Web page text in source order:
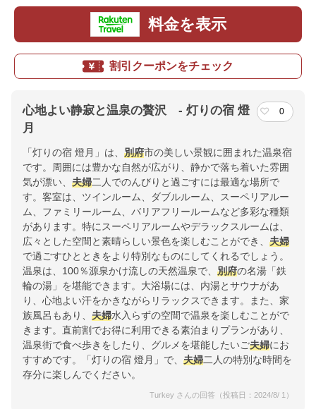
料金を表示
割引クーポンをチェック
心地よい静寂と温泉の贅沢 ‐ 灯りの宿 燈
月
0
「灯りの宿 燈月」は、 別府市の美しい景観に囲まれた温泉宿
です。周囲には豊かな自然が広がり、静かで落ち着いた雰囲
気が漂い、 夫婦二人でのんびりと過ごすには最適な場所で
す。客室は、ツインルーム、ダブルルーム、スーペリアルー
ム、ファミリールーム、バリアフリールームなど多彩な種類
があります。特にスーペリアルームやデラックスルームは、
広々とした空間と素晴らしい景色を楽しむことができ、 夫婦
で過ごすひとときをより特別なものにしてくれるでしょう。
温泉は、100％源泉かけ流しの天然温泉で、 別府の名湯「鉄
輪の湯」を堪能できます。大浴場には、内湯とサウナがあ
り、心地よい汗をかきながらリラックスできます。また、家
族風呂もあり、 夫婦水入らずの空間で温泉を楽しむことがで
きます。直前割でお得に利用できる素泊まりプランがあり、
温泉街で食べ歩きをしたり、グルメを堪能したいご夫婦にお
すすめです。「灯りの宿 燈月」で、 夫婦二人の特別な時間を
存分に楽しんでください。
Turkey さんの回答（投稿日：2024/8/ 1）